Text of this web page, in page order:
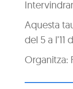
Aquesta
del 5 a
Organitza: